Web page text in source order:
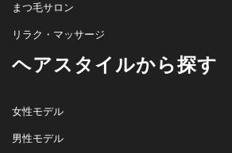
まつ毛サロン
リラク・マッサージ
ヘアスタイルから探す
女性モデル
男性モデル